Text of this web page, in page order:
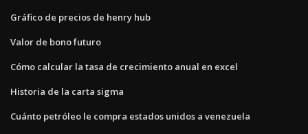
Gráfico de precios de henry hub
Valor de bono futuro
Cómo calcular la tasa de crecimiento anual en excel
Historia de la carta sigma
Cuánto petróleo le compra estados unidos a venezuela